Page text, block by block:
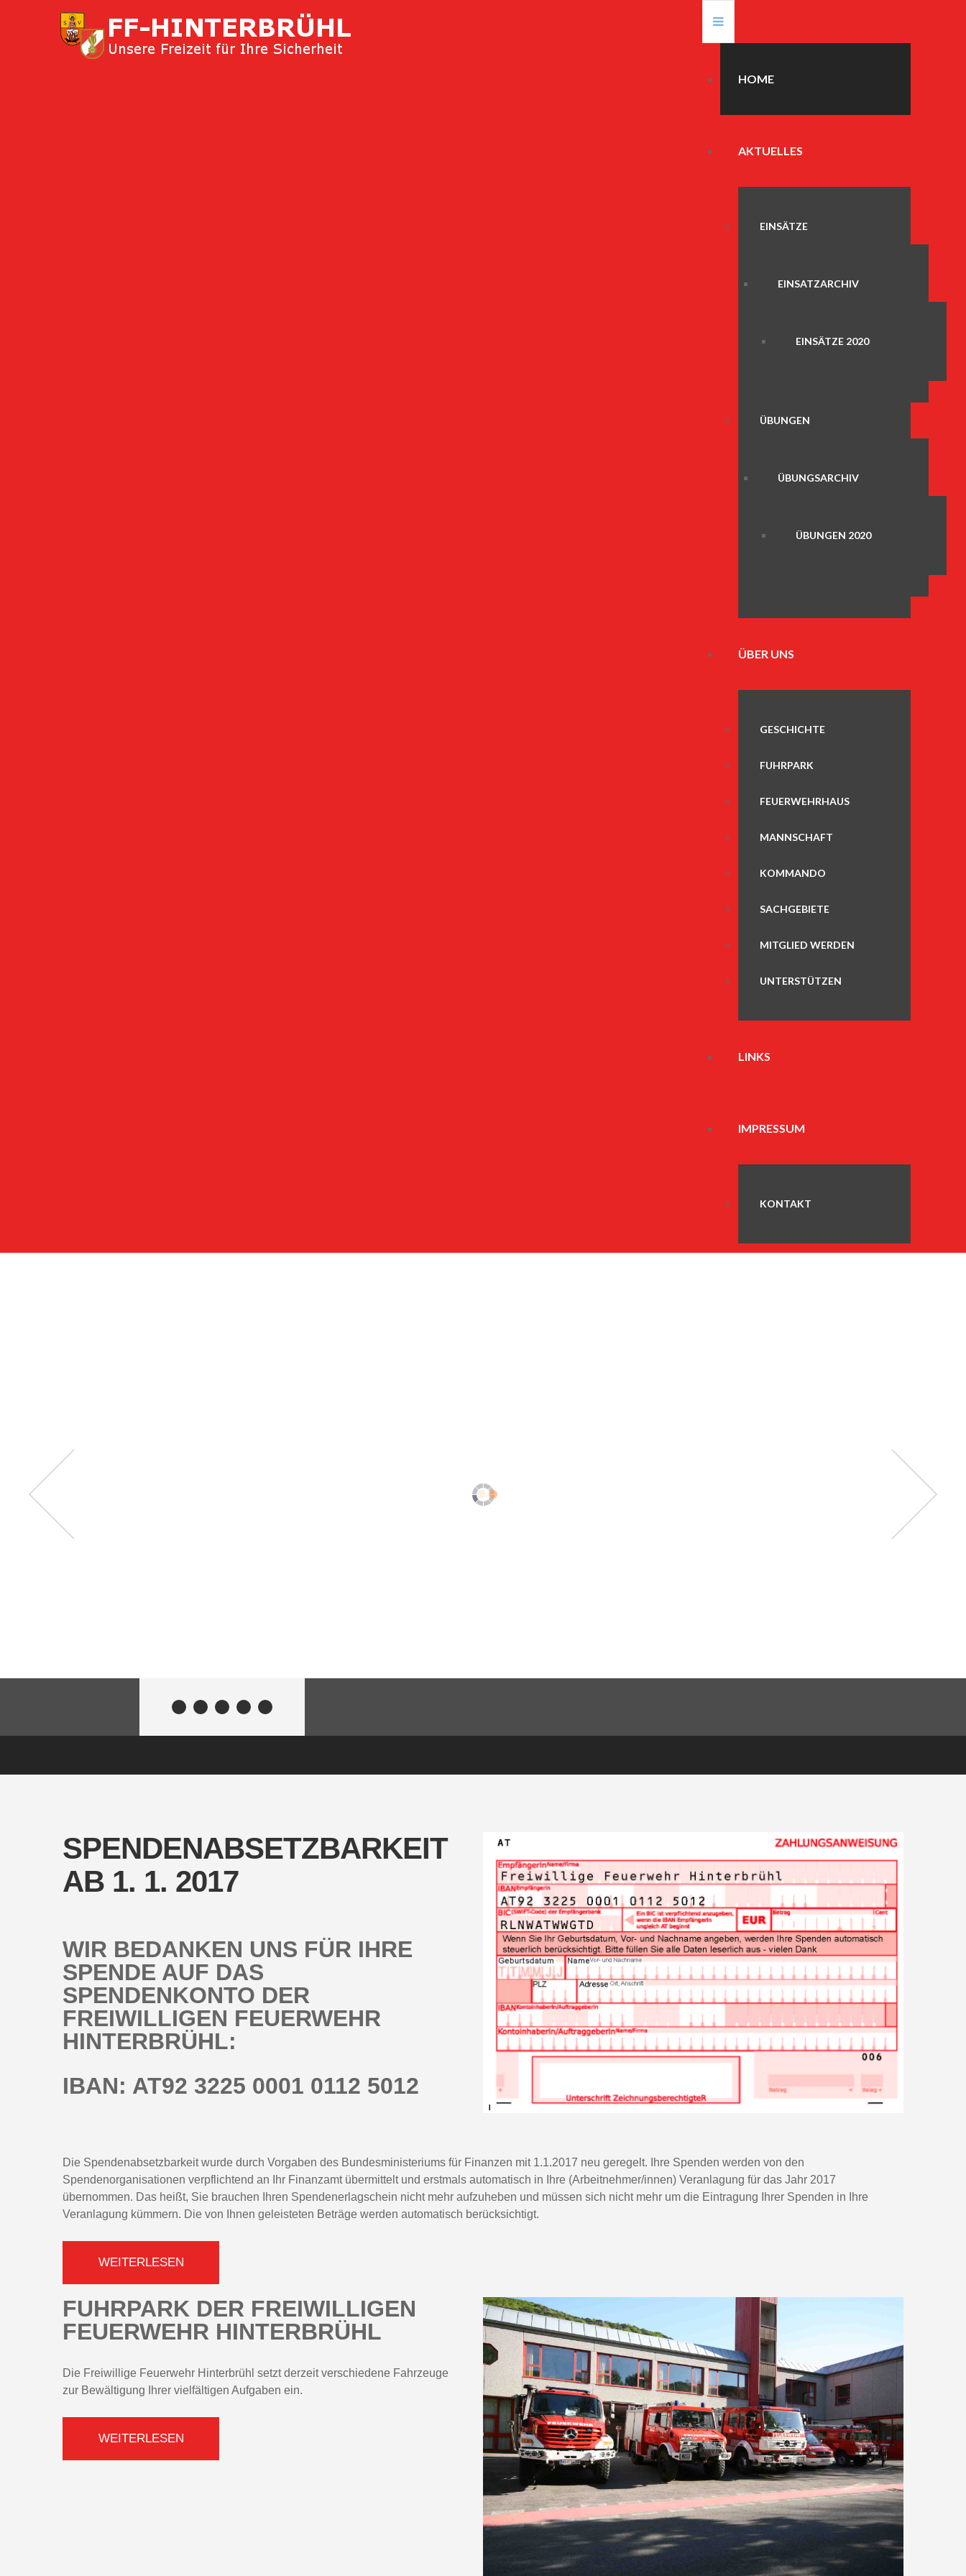
HOME
AKTUELLES
EINSÄTZE
EINSATZARCHIV
EINSÄTZE 2020
ÜBUNGEN
ÜBUNGSARCHIV
ÜBUNGEN 2020
ÜBER UNS
GESCHICHTE
FUHRPARK
FEUERWEHRHAUS
MANNSCHAFT
KOMMANDO
SACHGEBIETE
MITGLIED WERDEN
UNTERSTÜTZEN
LINKS
IMPRESSUM
KONTAKT
SPENDENABSETZBARKEIT
AB 1. 1. 2017
WIR BEDANKEN UNS FÜR IHRE
SPENDE AUF DAS
SPENDENKONTO DER
FREIWILLIGEN FEUERWEHR
HINTERBRÜHL:
IBAN: AT92 3225 0001 0112 5012
Die Spendenabsetzbarkeit wurde durch Vorgaben des Bundesministeriums für Finanzen mit 1.1.2017 neu geregelt. Ihre Spenden werden von den
Spendenorganisationen verpflichtend an Ihr Finanzamt übermittelt und erstmals automatisch in Ihre (Arbeitnehmer/innen) Veranlagung für das Jahr 2017
übernommen. Das heißt, Sie brauchen Ihren Spendenerlagschein nicht mehr aufzuheben und müssen sich nicht mehr um die Eintragung Ihrer Spenden in Ihre
Veranlagung kümmern. Die von Ihnen geleisteten Beträge werden automatisch berücksichtigt.
WEITERLESEN
FUHRPARK DER FREIWILLIGEN
FEUERWEHR HINTERBRÜHL
Die Freiwillige Feuerwehr Hinterbrühl setzt derzeit verschiedene Fahrzeuge
zur Bewältigung Ihrer vielfältigen Aufgaben ein.
WEITERLESEN